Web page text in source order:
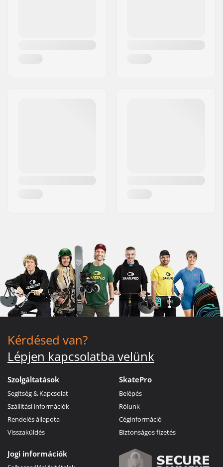
Kérdésed van?
Lépjen kapcsolatba velünk
Szolgáltatások
Segítség & Kapcsolat
Szállítási információk
Rendelés állapota
Visszaküldés
SkatePro
Belépés
Rólunk
Céginformáció
Biztonságos fizetés
Jogi információk